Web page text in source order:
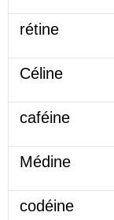
rétine
Céline
caféine
Médine
codéine